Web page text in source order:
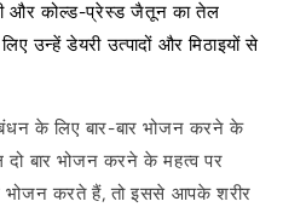
और कोल्ड-प्रेस्ड जैतून का तेल
उन्हें डेयरी उत्पादों और मिठाइयों से
के लिए बार-बार भोजन करने के
दो बार भोजन करने के महत्व पर
भोजन करते हैं, तो इससे आपके शरीर